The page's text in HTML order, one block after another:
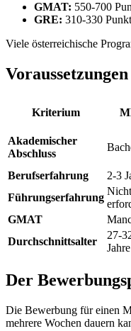
GMAT: 550-700
GRE: 310-330
Viele österreichische
Kriterium
Akademischer
Abschluss
Berufserfahrung
2-3
Führungserfahrung
Nicht
GMAT
Durchschnittsalter
27-
Jahre
Der
Die Bewerbung für einen
mehrere Wochen dauern